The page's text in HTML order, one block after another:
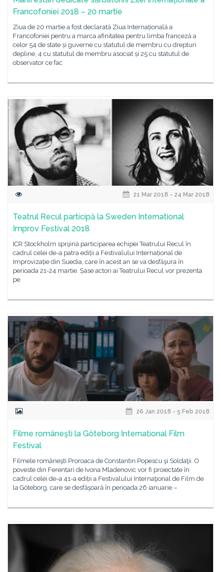
Francofoniei 2018 – 20 martie
Ziua de 20 martie a fost declarată Ziua Internațională a
Francofoniei pentru a marca afinitatea pentru limba franceză a
celor 54 de state și guverne cu statutul de membru cu drepturi
depline, 4 cu statutul de membru asociat și 25 cu statutul de
observator ce fac
21 Mar 2018 - 24 Mar 2018
Teatrul Recul participă la Sweden International
Improv Festival 2018
ICR Stockholm sprijină participarea echipei Teatrului Recul în
cadrul celei de-a patra ediții a Festivalului Internațional de
Improvizație din Suedia, care în acest an se va desfăşura în
perioada 21-24 martie. Șase actori ai Teatrului Recul vor prezenta
pe
26 Jan 2018 - 5 Feb 2018
Filme româneşti la Göteborg International Film
Festival
Filmele româneşti Proroaca de Constantin Popescu şi Soldaţii. O
poveste din Ferentari de Ivona Mladenovic vor fi proiectate în
cadrul celei de-a 41-a ediții a Festivalului Internaţional de Film de
la Göteborg, care se desfăşoară în perioada 26 ianuarie –